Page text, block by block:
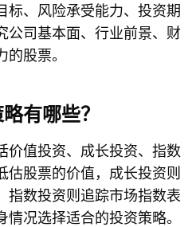
标、风险承受能力、投资期
公司基本面、行业前景、财
股票。
有哪些？
价值投资、成长投资、指数
估股票的价值，成长投资则
指数投资则追踪市场指数表
况选择适合的投资策略。